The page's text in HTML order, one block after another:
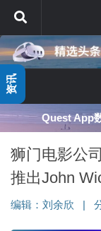
跳至内容
Quest App
狮门电影公
推出John
编辑： 刘余欣
资讯